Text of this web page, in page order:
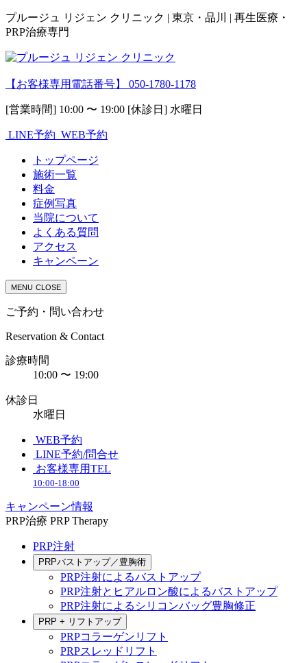
プルージュ リジェン クリニック | 東京・品川 | 再生医療・
PRP治療専門
【お客様専用電話番号】 050-1780-1178
[営業時間] 10:00 〜 19:00 [休診日] 水曜日
LINE予約 WEB予約
トップページ
施術一覧
料金
症例写真
当院について
よくある質問
アクセス
キャンペーン
MENU CLOSE
ご予約・問い合わせ
Reservation & Contact
診療時間
10:00 〜 19:00
休診日
水曜日
WEB予約
LINE予約/問合せ
お客様専用TEL
10:00-18:00
キャンペーン情報
PRP治療 PRP Therapy
PRP注射
PRPバストアップ／豊胸術
PRP注射によるバストアップ
PRP注射とヒアルロン酸によるバストアップ
PRP注射によるシリコンバッグ豊胸修正
PRP + リフトアップ
PRPコラーゲンリフト
PRPスレッドリフト